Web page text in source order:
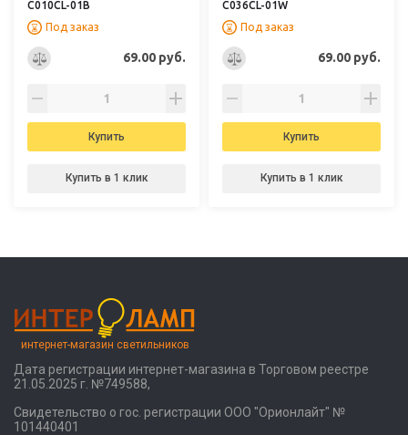
C010CL-01B
Под заказ
69.00 руб.
Купить
Купить в 1 клик
C036CL-01W
Под заказ
69.00 руб.
Купить
Купить в 1 клик
интернет-магазин светильников
Дата регистрации интернет-магазина в Торговом реестре
21.05.2025 г. №749588,
Свидетельство о гос. регистрации ООО "Орионлайт" №
101440401